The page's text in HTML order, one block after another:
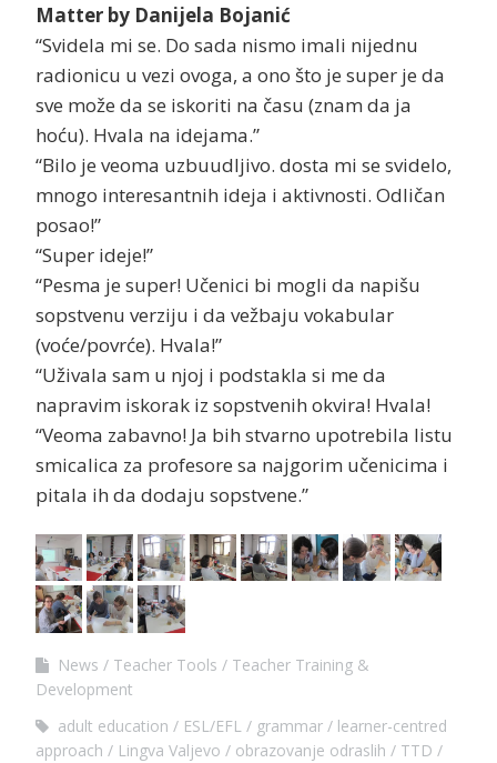
Matter by Danijela Bojanić
“Svidela mi se. Do sada nismo imali nijednu
radionicu u vezi ovoga, a ono što je super je da
sve može da se iskoriti na času (znam da ja
hoću). Hvala na idejama.”
“Bilo je veoma uzbuudljivo. dosta mi se svidelo,
mnogo interesantnih ideja i aktivnosti. Odličan
posao!”
“Super ideje!”
“Pesma je super! Učenici bi mogli da napišu
sopstvenu verziju i da vežbaju vokabular
(voće/povrće). Hvala!”
“Uživala sam u njoj i podstakla si me da
napravim iskorak iz sopstvenih okvira! Hvala!
“Veoma zabavno! Ja bih stvarno upotrebila listu
smicalica za profesore sa najgorim učenicima i
pitala ih da dodaju sopstvene.”
News Teacher Tools
Teacher Training &
Development
adult education
ESL/EFL grammar
learner-centred
approach
Lingva Valjevo obrazovanje odraslih
TTD